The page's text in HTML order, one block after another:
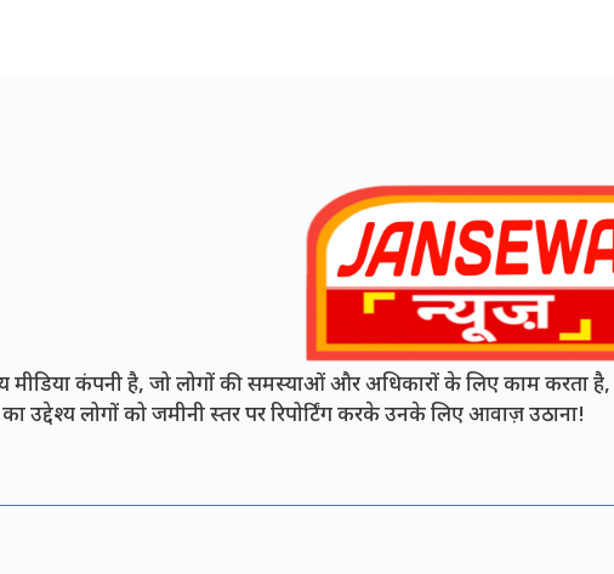
कंपनी है, जो लोगों की समस्याओं और अधिकारों के लिए काम करता
उद्देश्य लोगों को जमीनी स्तर पर रिपोर्टिंग करके उनके लिए आवाज़ उठाना!